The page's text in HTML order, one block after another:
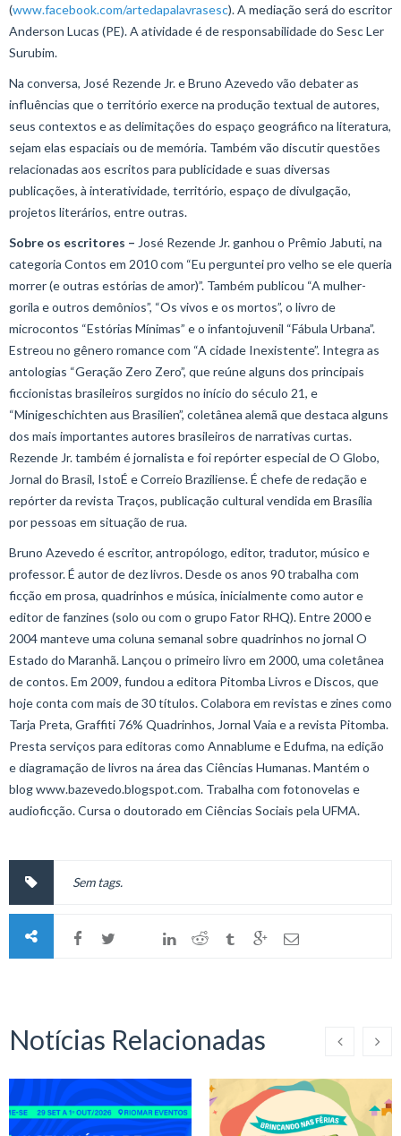
(www.facebook.com/artedapalavrasesc). A mediação será do escritor
Anderson Lucas (PE). A atividade é de responsabilidade do Sesc Ler
Surubim.
Na conversa, José Rezende Jr. e Bruno Azevedo vão debater as
influências que o território exerce na produção textual de autores,
seus contextos e as delimitações do espaço geográfico na literatura,
sejam elas espaciais ou de memória. Também vão discutir questões
relacionadas aos escritos para publicidade e suas diversas
publicações, à interatividade, território, espaço de divulgação,
projetos literários, entre outras.
Sobre os escritores – José Rezende Jr. ganhou o Prêmio Jabuti, na
categoria Contos em 2010 com “Eu perguntei pro velho se ele queria
morrer (e outras estórias de amor)”. Também publicou “A mulher-
gorila e outros demônios”, “Os vivos e os mortos”, o livro de
microcontos “Estórias Mínimas” e o infantojuvenil “Fábula Urbana”.
Estreou no gênero romance com “A cidade Inexistente”. Integra as
antologias “Geração Zero Zero”, que reúne alguns dos principais
ficcionistas brasileiros surgidos no início do século 21, e
“Minigeschichten aus Brasilien”, coletânea alemã que destaca alguns
dos mais importantes autores brasileiros de narrativas curtas.
Rezende Jr. também é jornalista e foi repórter especial de O Globo,
Jornal do Brasil, IstoÉ e Correio Braziliense. É chefe de redação e
repórter da revista Traços, publicação cultural vendida em Brasília
por pessoas em situação de rua.
Bruno Azevedo é escritor, antropólogo, editor, tradutor, músico e
professor. É autor de dez livros. Desde os anos 90 trabalha com
ficção em prosa, quadrinhos e música, inicialmente como autor e
editor de fanzines (solo ou com o grupo Fator RHQ). Entre 2000 e
2004 manteve uma coluna semanal sobre quadrinhos no jornal O
Estado do Maranhã. Lançou o primeiro livro em 2000, uma coletânea
de contos. Em 2009, fundou a editora Pitomba Livros e Discos, que
hoje conta com mais de 30 títulos. Colabora em revistas e zines como
Tarja Preta, Graffiti 76% Quadrinhos, Jornal Vaia e a revista Pitomba.
Presta serviços para editoras como Annablume e Edufma, na edição
e diagramação de livros na área das Ciências Humanas. Mantém o
blog www.bazevedo.blogspot.com. Trabalha com fotonovelas e
audioficção. Cursa o doutorado em Ciências Sociais pela UFMA.
Sem tags.
Notícias Relacionadas